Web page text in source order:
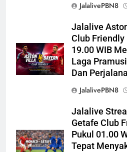
JalalivePBN8
Jalalive
Club Friendly
19.00 WIB
Laga
Dan
JalalivePBN8
Jalalive
Getafe Club
Pukul 01.00
Tepat